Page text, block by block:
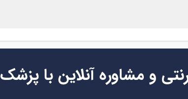
و مشاوره آنلاین با پزشک